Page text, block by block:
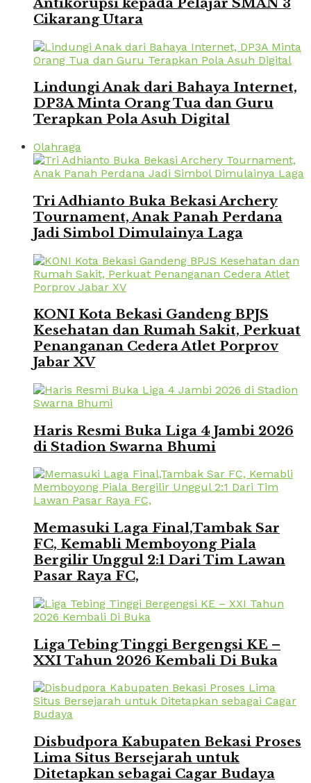
Cikarang Utara
Lindungi Anak dari Bahaya Internet,
DP3A Minta Orang Tua dan Guru
Terapkan Pola Asuh Digital
Olahraga
Tri Adhianto Buka Bekasi Archery
Tournament, Anak Panah Perdana
Jadi Simbol Dimulainya Laga
KONI Kota Bekasi Gandeng BPJS
Kesehatan dan Rumah Sakit, Perkuat
Penanganan Cedera Atlet Porprov
Jabar XV
Haris Resmi Buka Liga 4 Jambi 2026
di Stadion Swarna Bhumi
Memasuki Laga Final,Tambak Sar
FC, Kemabli Memboyong Piala
Bergilir Unggul 2:1 Dari Tim Lawan
Pasar Raya FC,
Liga Tebing Tinggi Bergengsi KE –
XXI Tahun 2026 Kembali Di Buka
Disbudpora Kabupaten Bekasi Proses
Lima Situs Bersejarah untuk
Ditetapkan sebagai Cagar Budaya